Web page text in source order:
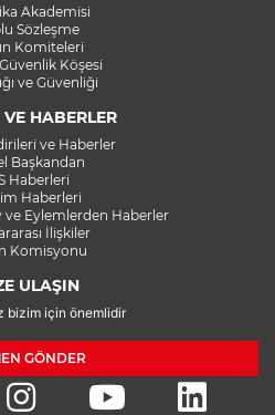
Akademisi
Sözleşme
Komiteleri
Köşesi
ve Güvenliği
HABERLER
ve Haberler
Başkandan
Haberleri
Haberleri
Eylemlerden Haberler
İlişkiler
Komisyonu
ULAŞIN
bizim için önemlidir
GÖNDER